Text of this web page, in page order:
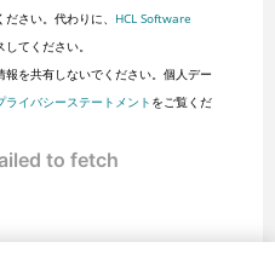
さい。代わりに、
HCL Software
てください。
報を共有しないでください。個人デー
ライバシーステートメント をご覧くだ